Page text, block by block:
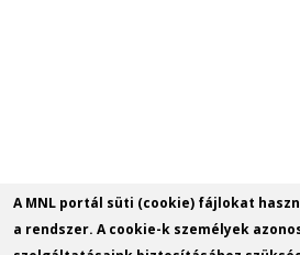
A MNL portál süti (cookie) fájlokat
a rendszer. A cookie-k személyek